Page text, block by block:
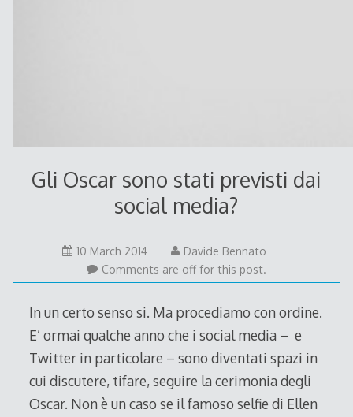
Gli Oscar sono stati previsti dai
social media?
10 March 2014
March
2014
Davide Bennato
Comments are off for this post.
In un certo senso si. Ma procediamo con ordine.
E’ ormai qualche anno che i social media – e
Twitter in particolare – sono diventati spazi in
cui discutere, tifare, seguire la cerimonia degli
Oscar. Non è un caso se il famoso selfie di Ellen